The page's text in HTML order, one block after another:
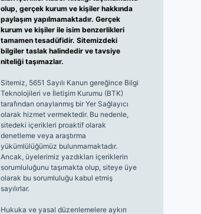
olup, gerçek kurum ve kişiler hakkında
paylaşım yapılmamaktadır. Gerçek
kurum ve kişiler ile isim benzerlikleri
tamamen tesadüfidir. Sitemizdeki
bilgiler taslak halindedir ve tavsiye
niteliği taşımazlar.
Sitemiz, 5651 Sayılı Kanun gereğince Bilgi
Teknolojileri ve İletişim Kurumu (BTK)
tarafından onaylanmış bir Yer Sağlayıcı
olarak hizmet vermektedir. Bu nedenle,
sitedeki içerikleri proaktif olarak
denetleme veya araştırma
yükümlülüğümüz bulunmamaktadır.
Ancak, üyelerimiz yazdıkları içeriklerin
sorumluluğunu taşımakta olup, siteye üye
olarak bu sorumluluğu kabul etmiş
sayılırlar.
Hukuka ve yasal düzenlemelere aykırı